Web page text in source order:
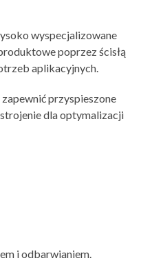
wyspecjalizowane
poprzez ścisłą
aplikacyjnych.
przyspieszone
dla optymalizacji
i odbarwianiem.